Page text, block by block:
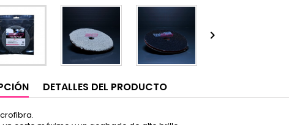

DETALLES DEL PRODUCTO